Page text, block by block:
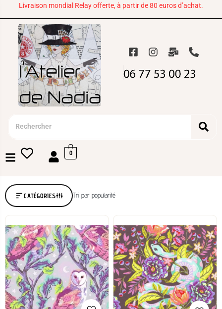
Livraison mondial Relay offerte, à partir de 80 euros d’achat.
0
CATÉGORIES Tri par popularité